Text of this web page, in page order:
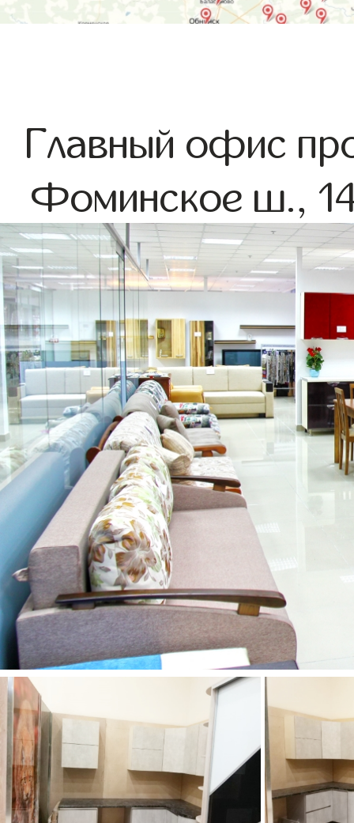
Главный офис
Фоминское ш.,